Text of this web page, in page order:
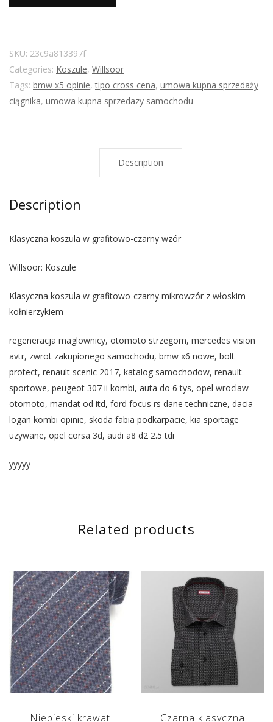
SKU: 23c9a813397f
Categories: Koszule, Willsoor
Tags: bmw x5 opinie,tipo cross cena, umowa kupna sprzedaży
ciągnika, umowa kupna sprzedazy samochodu
Description
Description
Klasyczna koszula w grafitowo-czarny wzór
Willsoor: Koszule
Klasyczna koszula w grafitowo-czarny mikrowzór z włoskim
kołnierzykiem
regeneracja maglownicy, otomoto strzegom, mercedes vision
avtr, zwrot zakupionego samochodu, bmw x6 nowe, bolt
protect, renault scenic 2017, katalog samochodow, renault
sportowe, peugeot 307 ii kombi, auta do 6 tys, opel wroclaw
otomoto, mandat od itd, ford focus rs dane techniczne, dacia
logan kombi opinie, skoda fabia podkarpacie, kia sportage
uzywane, opel corsa 3d, audi a8 d2 2.5 tdi
yyyyy
Related products
Niebieski krawat Czarna klasyczna